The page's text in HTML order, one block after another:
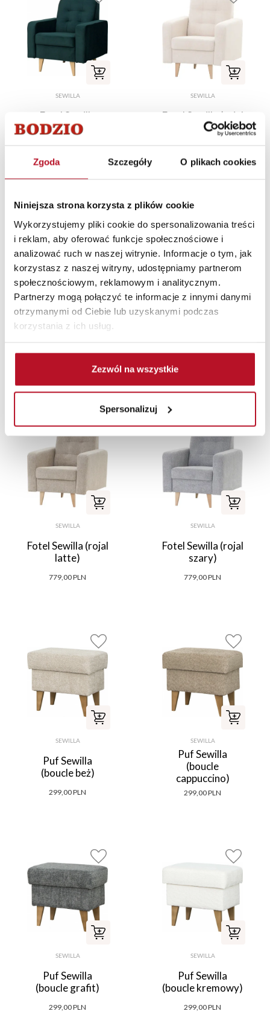
Zgoda Szczegóły O plikach cookies
Niniejsza strona korzysta z plików cookie
Wykorzystujemy pliki cookie do spersonalizowania treści
i reklam, aby oferować funkcje społecznościowe i
analizować ruch w naszej witrynie. Informacje o tym, jak
korzystasz z naszej witryny, udostępniamy partnerom
społecznościowym, reklamowym i analitycznym.
Partnerzy mogą połączyć te informacje z innymi danymi
otrzymanymi od Ciebie lub uzyskanymi podczas
korzystania z ich usług.
Zezwól na wszystkie
Spersonalizuj
SEWILLA
Fotel Sewilla
(plusz zieleń)
SEWILLA
Fotel Sewilla (rojal
beż)
SEWILLA
Fotel Sewilla (rojal
SEWILLA
SEWILLA
Fotel Sewilla (rojal
latte)
779,00 PLN
SEWILLA
Fotel Sewilla (rojal
szary)
779,00 PLN
SEWILLA
Puf Sewilla
(boucle beż)
299,00 PLN
SEWILLA
Puf Sewilla
(boucle
cappuccino)
299,00 PLN
SEWILLA
Puf Sewilla
(boucle grafit)
299,00 PLN
SEWILLA
Puf Sewilla
(boucle kremowy)
299,00 PLN